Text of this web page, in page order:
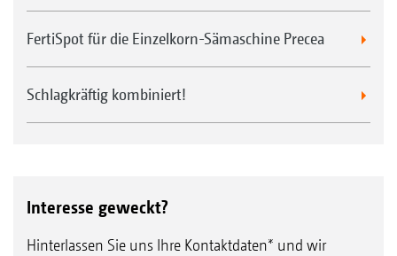
FertiSpot für die Einzelkorn-Sämaschine Precea
Schlagkräftig kombiniert!
Interesse geweckt?
Hinterlassen Sie uns Ihre Kontaktdaten* und wir